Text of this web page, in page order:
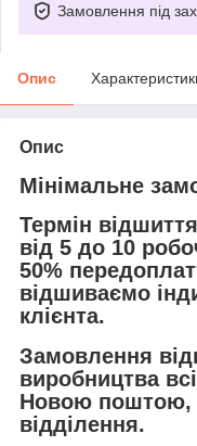
Замовлення під
Опис
Опис
Мінімальне
Термін
від 5 до 10
50%
відшиваємо
клієнта.
Замовлення
виробництва
Новою поштою,
відділення.